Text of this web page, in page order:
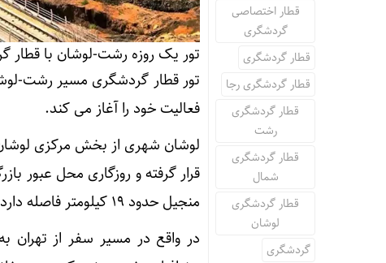
قطار اختصاصی
گردشگری
قطار گردشگری
قطار گردشگری رجا
قطار گردشگری
رشت
قطار گردشگری
شمال
قطار گردشگری
لوشان
گردشگری
تور یک روزه رشت-لوشان با قطار
فعالیت خود را آغاز می کند.
لوشان شهری از بخش مرکزی
منجیل حدود ۱۹ کیلومتر فاصله دارد.
در واقع در مسیر سفر از تهران